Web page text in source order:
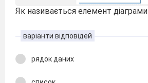
Як називається елемент діаграми
варіанти відповідей
рядок даних